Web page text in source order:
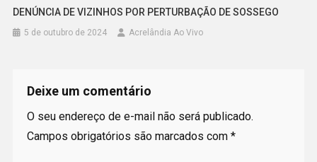
DENÚNCIA DE VIZINHOS POR PERTURBAÇÃO DE SOSSEGO
5 de outubro de 2024 Acrelândia Ao Vivo
Deixe um comentário
O seu endereço de e-mail não será publicado.
Campos obrigatórios são marcados com *